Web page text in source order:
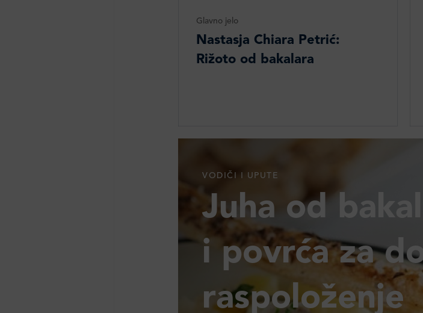
Glavno jelo
Nastasja Chiara Petrić:
Rižoto od bakalara
VODIČI I UPUTE
Juha od
i povrća za
raspoloženje